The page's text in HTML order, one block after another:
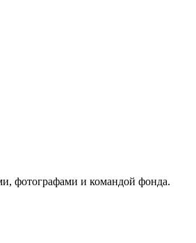
фотографами и командой фонда.